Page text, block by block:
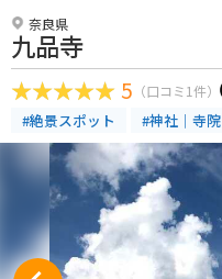
奈良県
九品寺
5 （口コミ1件）
#絶景スポット #神社｜寺院